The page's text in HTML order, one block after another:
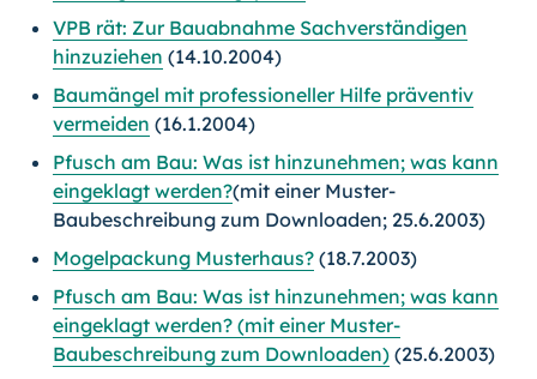
VPB rät: Zur Bauabnahme Sachverständigen
hinzuziehen (14.10.2004)
Baumängel mit professioneller Hilfe präventiv
vermeiden (16.1.2004)
Pfusch am Bau: Was ist hinzunehmen; was kann
eingeklagt werden?(mit einer Muster-
Baubeschreibung zum Downloaden; 25.6.2003)
Mogelpackung Musterhaus? (18.7.2003)
Pfusch am Bau: Was ist hinzunehmen; was kann
eingeklagt werden? (mit einer Muster-
Baubeschreibung zum Downloaden) (25.6.2003)